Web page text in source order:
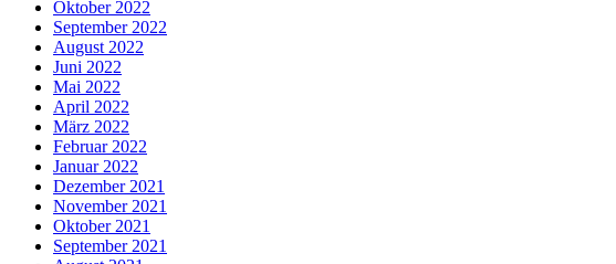
Oktober 2022
September 2022
August 2022
Juni 2022
Mai 2022
April 2022
März 2022
Februar 2022
Januar 2022
Dezember 2021
November 2021
Oktober 2021
September 2021